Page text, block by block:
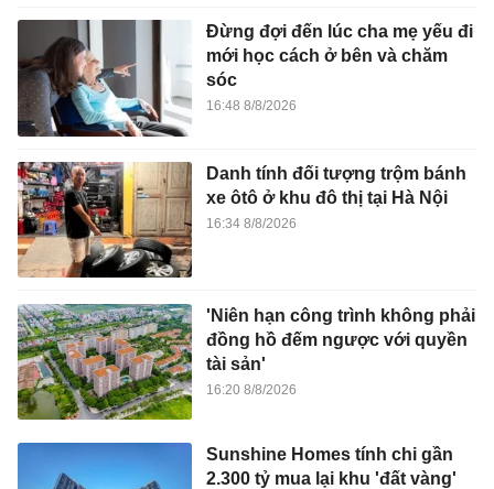
Đừng đợi đến lúc cha mẹ yếu đi
mới học cách ở bên và chăm
sóc
16:48 8/8/2026
Danh tính đối tượng trộm bánh
xe ôtô ở khu đô thị tại Hà Nội
16:34 8/8/2026
'Niên hạn công trình không phải
đồng hồ đếm ngược với quyền
tài sản'
16:20 8/8/2026
Sunshine Homes tính chi gần
2.300 tỷ mua lại khu 'đất vàng'